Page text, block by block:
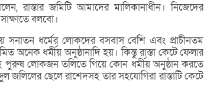
রাস্তার জমিটি আমাদের মালিকানাধীন। নিজেদের
বলবো।
ধর্মের লোকদের বসবাস বেশি এবং প্রাচীনতম
অনেক ধর্মীয় অনুষ্ঠানাদি হয়। কিন্তু রাস্তা কেটে ফেলার
পুরুষ লোকজন তলিতে গিয়ে কোন ধর্মীয় অনুষ্ঠান করতে
জলিলের ছেলে রাশেদসহ তার সহযোগিরা রাস্তাটি কেটে